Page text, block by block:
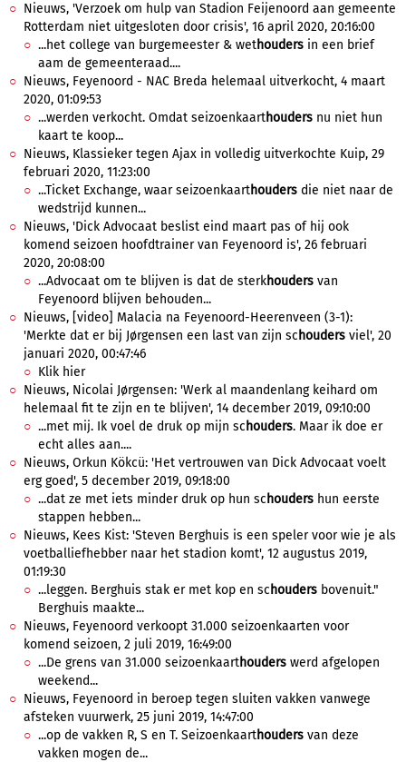
Nieuws, 'Verzoek om hulp van Stadion Feijenoord aan gemeente
Rotterdam niet uitgesloten door crisis', 16 april 2020, 20:16:00
...het college van burgemeester & wethouders in een brief
aam de gemeenteraad....
Nieuws, Feyenoord - NAC Breda helemaal uitverkocht, 4 maart
2020, 01:09:53
...werden verkocht. Omdat seizoenkaarthouders nu niet hun
kaart te koop...
Nieuws, Klassieker tegen Ajax in volledig uitverkochte Kuip, 29
februari 2020, 11:23:00
...Ticket Exchange, waar seizoenkaarthouders die niet naar de
wedstrijd kunnen...
Nieuws, 'Dick Advocaat beslist eind maart pas of hij ook
komend seizoen hoofdtrainer van Feyenoord is', 26 februari
2020, 20:08:00
...Advocaat om te blijven is dat de sterkhouders van
Feyenoord blijven behouden...
Nieuws, [video] Malacia na Feyenoord-Heerenveen (3-1):
'Merkte dat er bij Jørgensen een last van zijn sc houders viel', 20
januari 2020, 00:47:46
Klik hier
Nieuws, Nicolai Jørgensen: 'Werk al maandenlang keihard om
helemaal fit te zijn en te blijven', 14 december 2019, 09:10:00
...met mij. Ik voel de druk op mijn sc houders. Maar ik doe er
echt alles aan....
Nieuws, Orkun Kökcü: 'Het vertrouwen van Dick Advocaat voelt
erg goed', 5 december 2019, 09:18:00
...dat ze met iets minder druk op hun sc houders hun eerste
stappen hebben...
Nieuws, Kees Kist: 'Steven Berghuis is een speler voor wie je als
voetballiefhebber naar het stadion komt', 12 augustus 2019,
01:19:30
...leggen. Berghuis stak er met kop en sc houders bovenuit."
Berghuis maakte...
Nieuws, Feyenoord verkoopt 31.000 seizoenkaarten voor
komend seizoen, 2 juli 2019, 16:49:00
...De grens van 31.000 seizoenkaarthouders werd afgelopen
weekend...
Nieuws, Feyenoord in beroep tegen sluiten vakken vanwege
afsteken vuurwerk, 25 juni 2019, 14:47:00
...op de vakken R, S en T. Seizoenkaarthouders van deze
vakken mogen de...